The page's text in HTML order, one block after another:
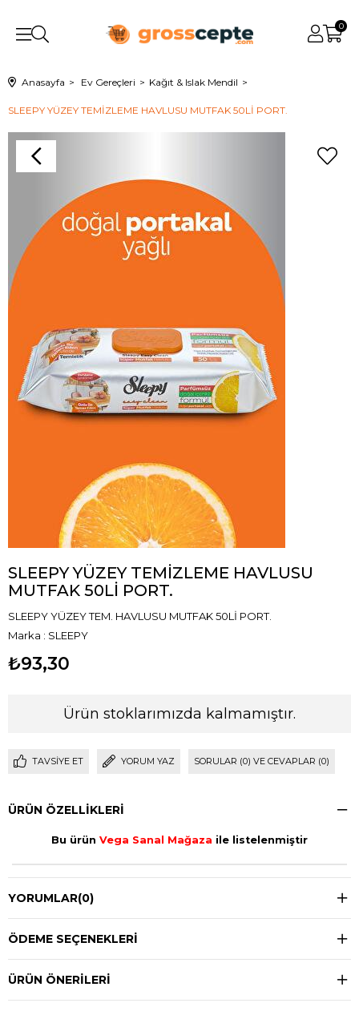
0
Anasayfa Ev Gereçleri Kağıt & Islak Mendil
SLEEPY YÜZEY TEMİZLEME HAVLUSU MUTFAK 50Lİ PORT.
SLEEPY YÜZEY TEMİZLEME HAVLUSU
MUTFAK 50Lİ PORT.
SLEEPY YÜZEY TEM. HAVLUSU MUTFAK 50Lİ PORT.
Marka : SLEEPY
₺93,30
Ürün stoklarımızda kalmamıştır.
TAVSIYE ET YORUM YAZ SORULAR (0) VE CEVAPLAR (0)
ÜRÜN ÖZELLIKLERI
Bu ürün Vega Sanal Mağaza ile listelenmiştir
YORUMLAR(0)
ÖDEME SEÇENEKLERI
ÜRÜN ÖNERILERI